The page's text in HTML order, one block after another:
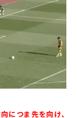
につま先を向け、